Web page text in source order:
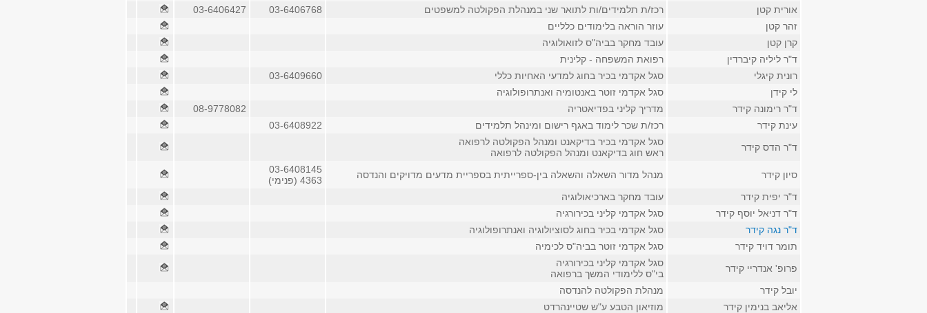
אורית קטן
רכז/ת תלמידים/ות לתואר שני במנהלת הפקולטה למשפטים 03-6406768
03-6406427
זהר קטן
עוזר הוראה בלימודים כלליים
קרן קטן
עובד מחקר בביה"ס לזואולוגיה
ד"ר ליליה קיברדין
רפואת המשפחה - קלינית
רונית קיגלי
סגל אקדמי בכיר בחוג למדעי האחיות כללי
03-6409660
לי קידן
סגל אקדמי זוטר באנטומיה ואנתרופולוגיה
ד"ר רימונה קידר
מדריך קליני בפדיאטריה
08-9778082
עינת קידר
רכז/ת שכר לימוד באגף רישום ומינהל תלמידים
03-6408922
ד"ר הדס קידר
סגל אקדמי בכיר בדיקאנט ומנהל הפקולטה לרפואה
ראש חוג בדיקאנט ומנהל הפקולטה לרפואה
סיון קידר
מנהל מדור השאלה והשאלה בין-ספרייתית בספריית מדעים מדויקים והנדסה
03-6408145
4363 (פנימי)
ד"ר יפית קידר
עובד מחקר בארכיאולוגיה
ד"ר דניאל יוסף קידר
סגל אקדמי קליני בכירורגיה
ד"ר נגה קידר
סגל אקדמי בכיר בחוג לסוציולוגיה ואנתרופולוגיה
תומר דויד קידר
סגל אקדמי זוטר בביה"ס לכימיה
פרופ' אנדריי קידר
סגל אקדמי קליני בכירורגיה
בי"ס ללימודי המשך ברפואה
יובל קידר
מנהלת הפקולטה להנדסה
אליאב בנימין קידר
מוזיאון הטבע ע"ש שטיינהרדט